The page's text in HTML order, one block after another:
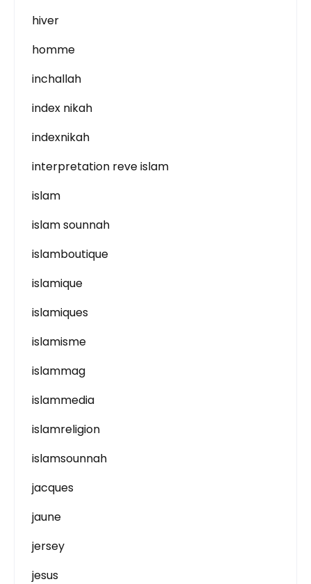
hiver
homme
inchallah
index nikah
indexnikah
interpretation reve islam
islam
islam sounnah
islamboutique
islamique
islamiques
islamisme
islammag
islammedia
islamreligion
islamsounnah
jacques
jaune
jersey
jesus